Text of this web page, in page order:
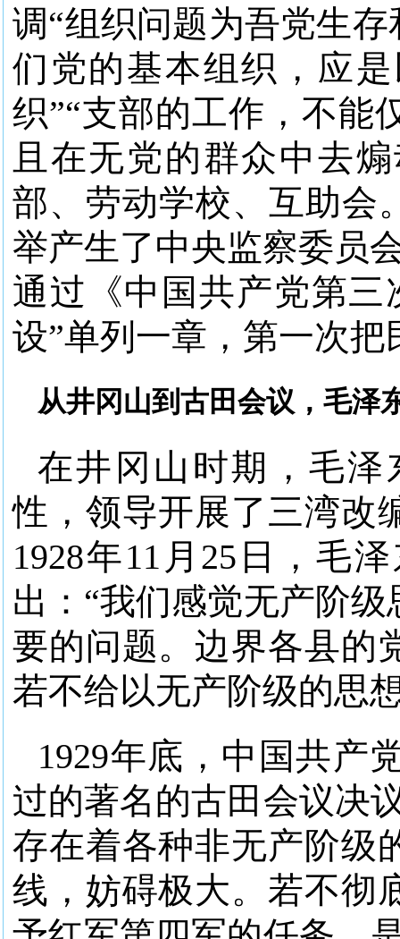
调“组织问题为吾党生
们党的基本组织，应
织”“支部的工作，不能
且在无党的群众中去
部、劳动学校、互助会
举产生了中央监察委员
通过《中国共产党第
设”单列一章，第一次
从井冈山到古田会议，毛泽
在井冈山时期，毛
性，领导开展了三湾改
1928年11月25日，毛
出：“我们感觉无产阶
要的问题。边界各县的
若不给以无产阶级的思
1929年底，中国共产
过的著名的古田会议决
存在着各种非无产阶级
线，妨碍极大。若不彻